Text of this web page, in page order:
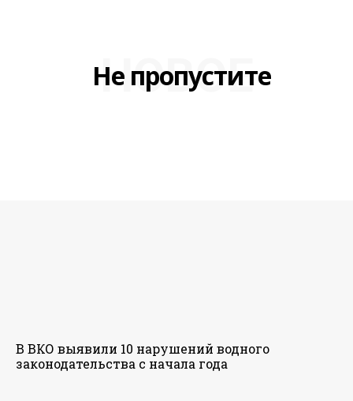
Не пропустите
НОВОЕ
В ВКО выявили 10 нарушений водного
законодательства с начала года